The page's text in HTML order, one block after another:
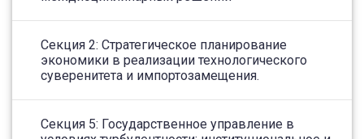
Секция 2: Стратегическое планирование
экономики в реализации технологического
суверенитета и импортозамещения.
Секция 5: Государственное управление в